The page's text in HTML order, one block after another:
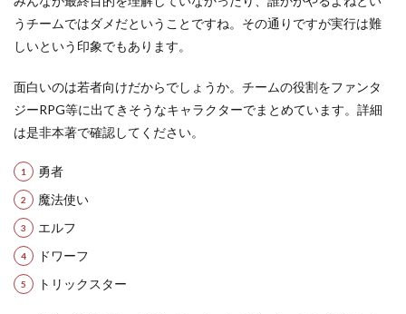
うチームではダメだということですね。その通りですが実行は難
しいという印象でもあります。
面白いのは若者向けだからでしょうか。チームの役割をファンタ
ジーRPG等に出てきそうなキャラクターでまとめています。詳細
は是非本著で確認してください。
勇者
魔法使い
エルフ
ドワーフ
トリックスター